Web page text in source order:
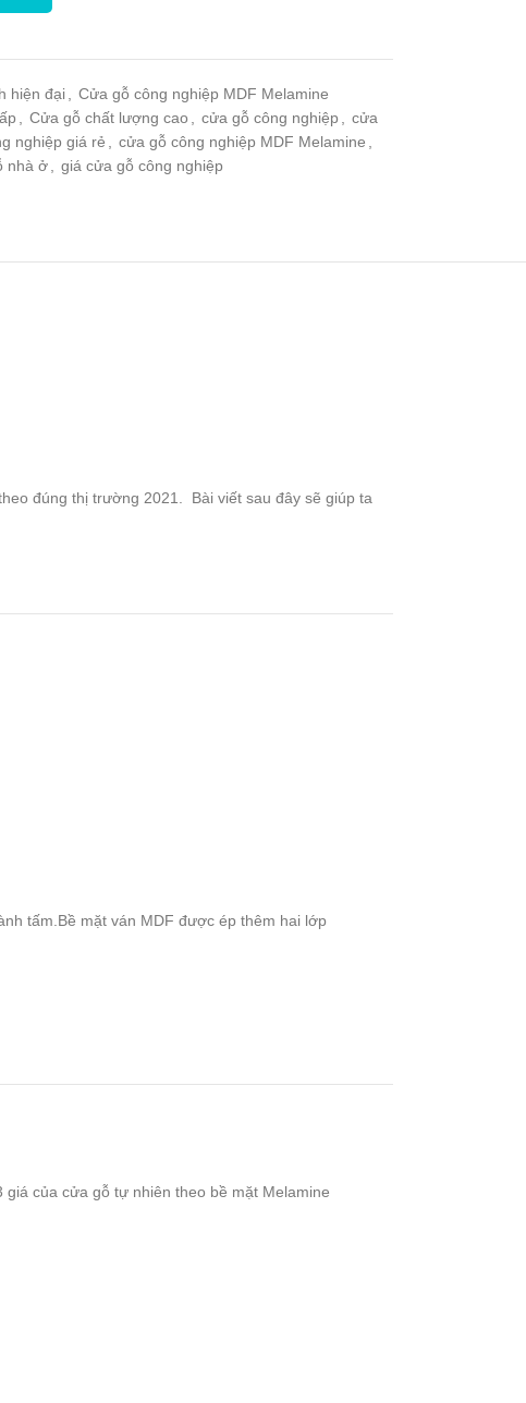
hiện đại
Cửa gỗ công nghiệp MDF Melamine
Cửa gỗ chất lượng cao cửa gỗ công nghiệp
cửa
nghiệp giá rẻ cửa gỗ công nghiệp MDF Melamine
nhà ở giá cửa gỗ công nghiệp
đúng thị trường 2021. Bài viết sau đây sẽ giúp ta
tấm.Bề mặt ván MDF được ép thêm hai lớp
của cửa gỗ tự nhiên theo bề mặt Melamine